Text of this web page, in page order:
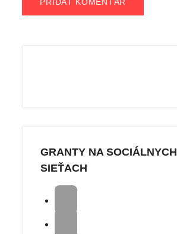
GRANTY NA SOCIÁLNYCH
SIEŤACH